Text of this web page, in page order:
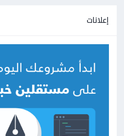
إعلانات